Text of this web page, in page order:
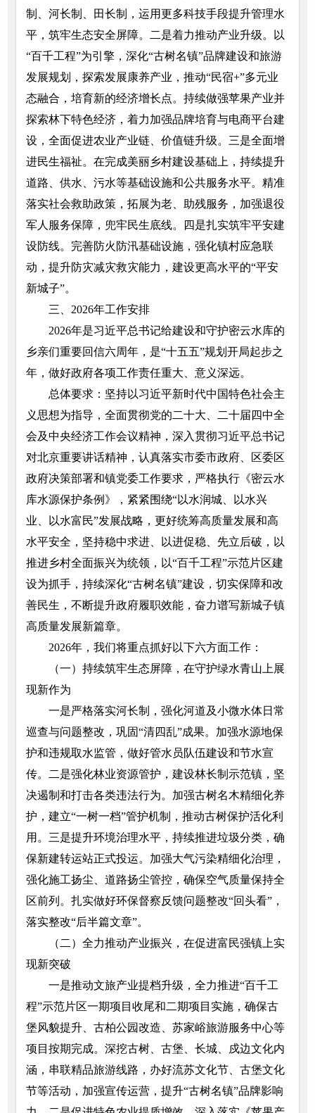
制、河长制、田长制，运用更多科技手段提升管理水
平，筑牢生态安全屏障。二是着力推动产业升级。以
“百千工程”为引擎，深化“古树名镇”品牌建设和旅游
发展规划，探索发展康养产业，推动“民宿+”多元业
态融合，培育新的经济增长点。持续做强苹果产业并
探索林下特色经济，着力加强品牌培育与电商平台建
设，全面促进农业产业链、价值链升级。三是全面增
进民生福祉。在完成美丽乡村建设基础上，持续提升
道路、供水、污水等基础设施和公共服务水平。精准
落实社会救助政策，拓展为老、助残服务，加强退役
军人服务保障，兜牢民生底线。四是扎实筑牢平安建
设防线。完善防火防汛基础设施，强化镇村应急联
动，提升防灾减灾救灾能力，建设更高水平的“平安
新城子”。
三、2026年工作安排
2026年是习近平总书记给建设和守护密云水库的
乡亲们重要回信六周年，是“十五五”规划开局起步之
年，做好政府各项工作责任重大、意义深远。
总体要求：坚持以习近平新时代中国特色社会主
义思想为指导，全面贯彻党的二十大、二十届四中全
会及中央经济工作会议精神，深入贯彻习近平总书记
对北京重要讲话精神，认真落实市委市政府、区委区
政府决策部署和镇党委工作要求，严格执行《密云水
库水源保护条例》，紧紧围绕“以水润城、以水兴
业、以水富民”发展战略，更好统筹高质量发展和高
水平安全，坚持稳中求进、以进促稳、先立后破，以
推进乡村全面振兴为统领，以“百千工程”示范片区建
设为抓手，持续深化“古树名镇”建设，切实保障和改
善民生，不断提升政府履职效能，奋力谱写新城子镇
高质量发展新篇章。
2026年，我们将重点抓好以下六方面工作：
（一）持续筑牢生态屏障，在守护绿水青山上展
现新作为
一是严格落实河长制，强化河道及小微水体日常
巡查与问题整改，巩固“清四乱”成果。加强水源地保
护和违规取水监管，做好管水员队伍建设和节水宣
传。二是强化林业资源管护，建设林长制示范镇，坚
决遏制和打击各类违法行为。加强古树名木精细化养
护，建立“一树一档”管护机制，推动古树保护活化利
用。三是提升环境治理水平，持续推进垃圾分类，确
保新建转运站正式投运。加强大气污染精细化治理，
强化施工扬尘、道路扬尘管控，确保空气质量保持全
区前列。扎实做好环保督察反馈问题整改“回头看”，
落实整改“后半篇文章”。
（二）全力推动产业振兴，在促进富民强镇上实
现新突破
一是推动文旅产业提档升级，全力推进“百千工
程”示范片区一期项目收尾和二期项目实施，确保古
堡风貌提升、古柏公园改造、苏家峪旅游服务中心等
项目按期完成。深挖古树、古堡、长城、戍边文化内
涵，串联精品旅游线路，办好流苏文化节、古堡文化
节等活动，加强宣传运营，提升“古树名镇”品牌影响